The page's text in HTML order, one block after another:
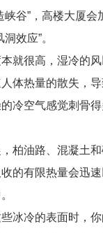
峡谷”，高楼大厦
效应”。
就很高，湿冷的
体热量的散失，
冷空气感觉刺骨得
柏油路、混凝土
的有限热量会迅
冰冷的表面时，